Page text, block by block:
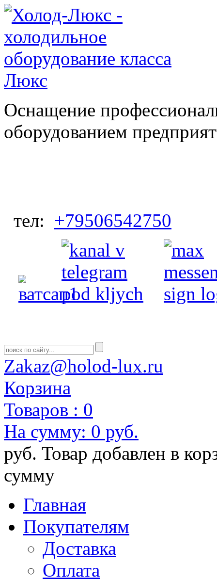
Оснащение
оборудованием
тел: +79506542750
Zakaz@holod-lux.ru
Корзина
Товаров : 0
На сумму: 0 руб.
руб. Товар добавлен в
сумму
Главная
Покупателям
Доставка
Оплата